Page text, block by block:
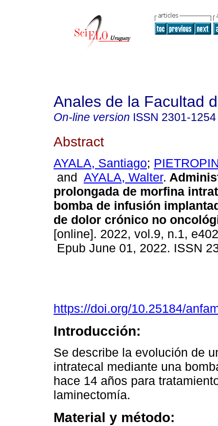
Anales de la Facultad
On-line version ISSN 2301-1254
Abstract
AYALA, Santiago;
and AYALA, Walter.
prolongada de morfina
bomba de infusión
de dolor crónico no
[online]. 2022, vol.9, n.1,
Epub June 01, 2022. ISSN
https://doi.org/10.25184/
Introducción:
Se describe la evolución de
intratecal mediante una
hace 14 años para
laminectomía.
Material y método: